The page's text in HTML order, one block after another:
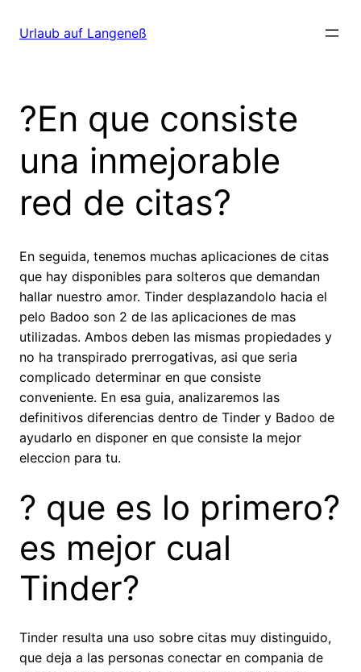
zumUrlaub auf Langeneß
?En que consiste
una inmejorable
red de citas?
En seguida, tenemos muchas aplicaciones de citas
que hay disponibles para solteros que demandan
hallar nuestro amor. Tinder desplazandolo hacia el
pelo Badoo son 2 de las aplicaciones de mas
utilizadas. Ambos deben las mismas propiedades y
no ha transpirado prerrogativas, asi que seri­a
complicado determinar en que consiste
conveniente. En esa guia, analizaremos las
definitivos diferencias dentro de Tinder y Badoo de
ayudarlo en disponer en que consiste la mejor
eleccion para tu.
? que es lo primero?
es mejor cual
Tinder?
Tinder resulta una uso sobre citas muy distinguido,
que deja a las personas conectar en compania de